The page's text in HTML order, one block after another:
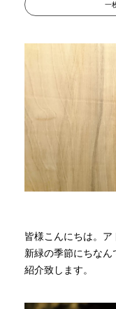
MOKUBA
商品情報
直営店
WEBカタログ
一
皆様こんにちは。ア
新緑の季節にちな
紹介致します。